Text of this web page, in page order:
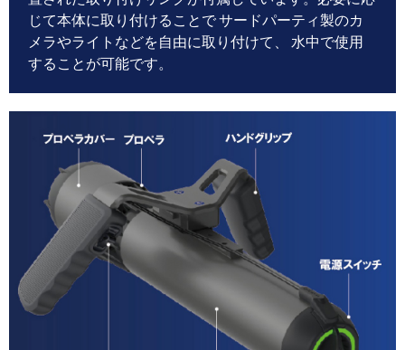
じて本体に取り付けることで サードパーティ製のカ
メラやライトなどを自由に取り付けて、 水中で使用
することが可能です。